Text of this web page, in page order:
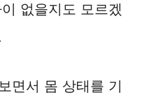
없을지도 모르겠
면서 몸 상태를 기